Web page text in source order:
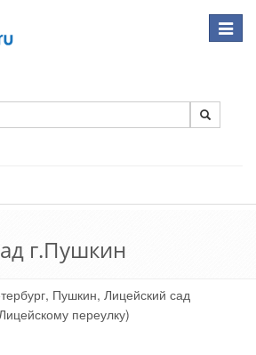
Toggle
г.Пушкин
Пушкин, Лицейский сад
переулку)